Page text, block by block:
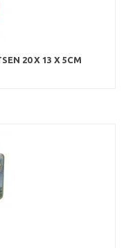
20 X 13 X 5CM